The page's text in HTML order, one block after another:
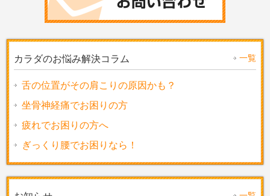
カラダのお悩み解決コラム 一覧
舌の位置がその肩こりの原因かも？
坐骨神経痛でお困りの方
疲れでお困りの方へ
ぎっくり腰でお困りなら！